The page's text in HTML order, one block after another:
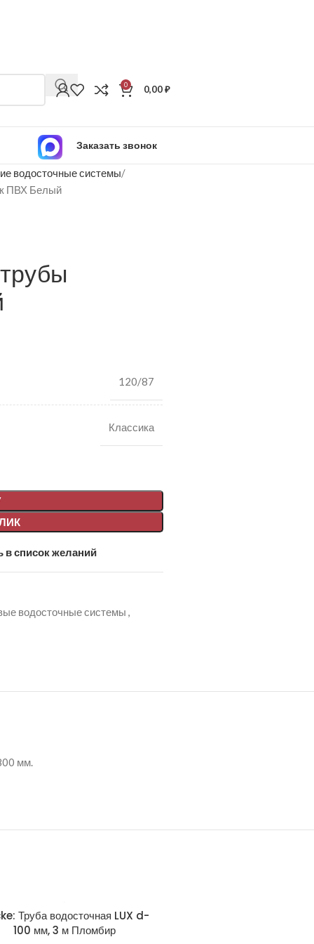
0 0,00₽
Заказать звонок
водосточные системы
ПВХ Белый
120/87
Классика
в список желаний
водосточные системы ,
мм.
Труба водосточная LUX d-
100 мм, 3 м Пломбир